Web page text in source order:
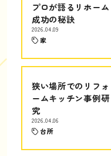
プロが語るリホーム
成功の秘訣
2026.04.09
家
狭い場所でのリフォ
ームキッチン事例研
究
2026.04.06
台所